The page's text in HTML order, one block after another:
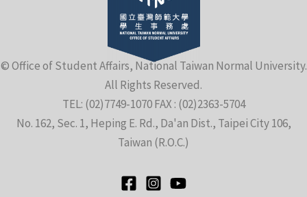
© Office of Student Affairs, National Taiwan Normal University.
All Rights Reserved.
TEL: (02)7749-1070 FAX : (02)2363-5704
No. 162, Sec. 1, Heping E. Rd., Da'an Dist., Taipei City 106,
Taiwan (R.O.C.)